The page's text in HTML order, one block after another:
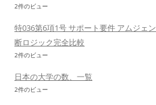
2件のビュー
特036第6項1号 サポート要件 アムジェ
断ロジック完全比較
2件のビュー
日本の大学の数、一覧
2件のビュー